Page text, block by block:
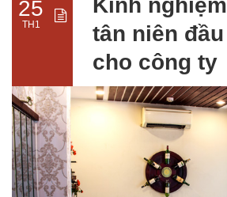
25
TH1
Kinh
tân niên
cho công ty